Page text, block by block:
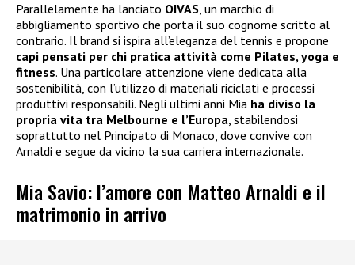
Parallelamente ha lanciato OIVAS, un marchio di
abbigliamento sportivo che porta il suo cognome scritto al
contrario. Il brand si ispira all’eleganza del tennis e propone
capi pensati per chi pratica attività come Pilates, yoga e
fitness. Una particolare attenzione viene dedicata alla
sostenibilità, con l’utilizzo di materiali riciclati e processi
produttivi responsabili. Negli ultimi anni Mia ha diviso la
propria vita tra Melbourne e l’Europa, stabilendosi
soprattutto nel Principato di Monaco, dove convive con
Arnaldi e segue da vicino la sua carriera internazionale.
Mia Savio: l’amore con Matteo Arnaldi e il
matrimonio in arrivo